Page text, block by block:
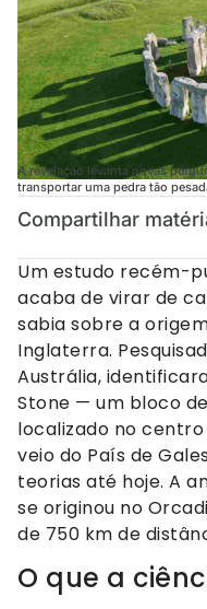
A revelação levanta novas
transportar uma pedra tão
Compartilhar
Um estudo recém-
acaba de virar de
sabia sobre a
Inglaterra.
Austrália,
Stone — um bloco
localizado no
veio do País de
teorias até hoje. A
se originou no
de 750 km de
O que a